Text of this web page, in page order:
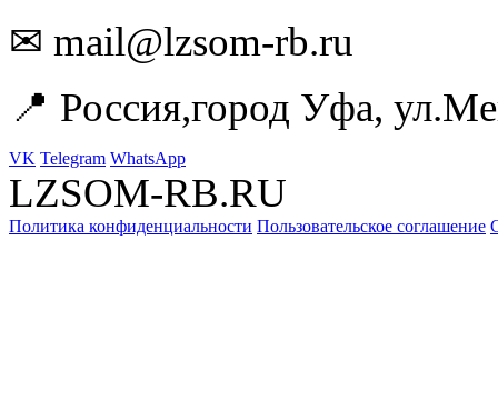
✉ mail@lzsom-rb.ru
📍 Россия,город Уфа,
VK Telegram WhatsApp
LZSOM-RB.RU
Политика конфиденциальности Пользовательское соглашение